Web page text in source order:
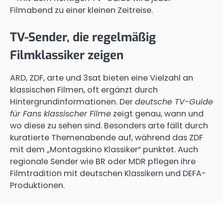
Filmabend zu einer kleinen Zeitreise.
TV-Sender, die regelmäßig
Filmklassiker zeigen
ARD, ZDF, arte und 3sat bieten eine Vielzahl an
klassischen Filmen, oft ergänzt durch
Hintergrundinformationen. Derdeutsche TV-Guide
für Fans klassischer Filme zeigt genau, wann und
wo diese zu sehen sind. Besonders arte fällt durch
kuratierte Themenabende auf, während das ZDF
mit dem „Montagskino Klassiker“ punktet. Auch
regionale Sender wie BR oder MDR pflegen ihre
Filmtradition mit deutschen Klassikern und DEFA-
Produktionen.